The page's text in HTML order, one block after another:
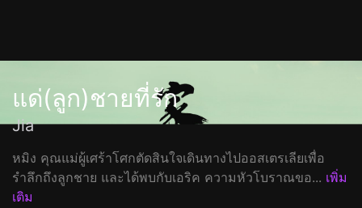
แด่(ลูก)ชายที่รัก
Jia
หมิง คุณแม่ผู้เศร้าโศกตัดสินใจเดินทางไปออสเตรเลียเพื่อ
รำลึกถึงลูกชาย และได้พบกับเอริค ความหัวโบราณขอ... เพิ่ม
เติม